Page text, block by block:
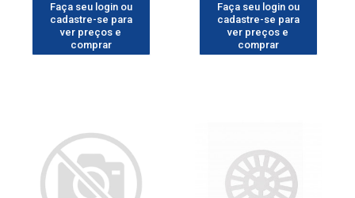
Faça seu login ou
cadastre-se para
ver preços e
comprar
Faça seu login ou
cadastre-se para
ver preços e
comprar